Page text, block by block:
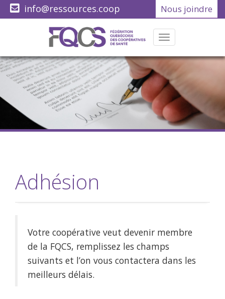
Nous joindre
info@ressources.coop
(418) 622-1001
Menu
Adhésion
Votre coopérative veut devenir membre
de la FQCS, remplissez les champs
suivants et l’on vous contactera dans les
meilleurs délais.